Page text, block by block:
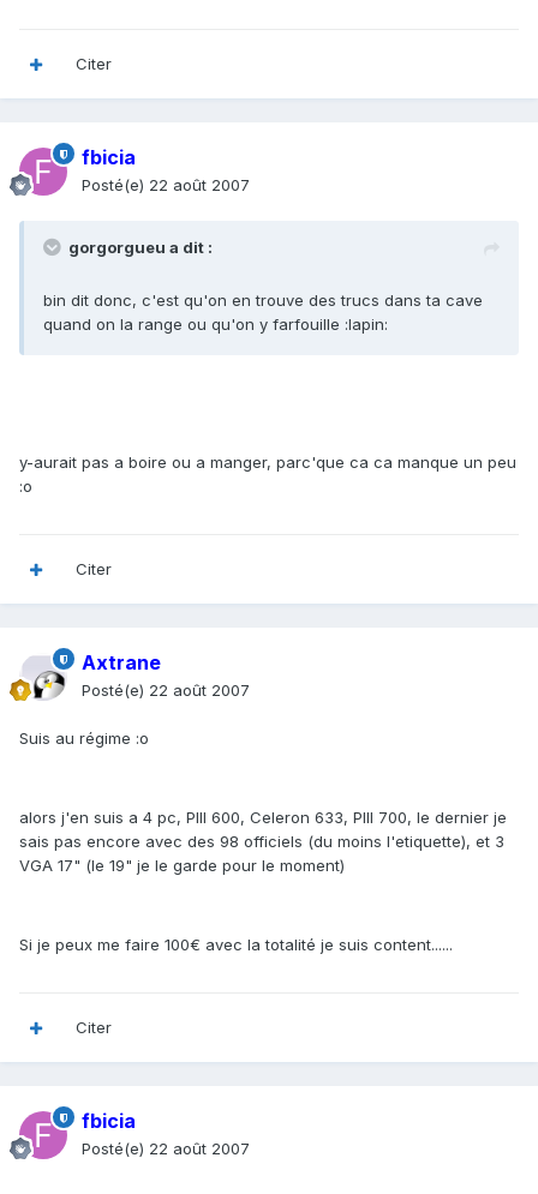
Citer
fbicia
Posté(e) 22 août 2007
gorgorgueu a dit :
bin dit donc, c'est qu'on en trouve des trucs dans ta cave
quand on la range ou qu'on y farfouille :lapin:
y-aurait pas a boire ou a manger, parc'que ca ca manque un peu
:o
Citer
Axtrane
Posté(e) 22 août 2007
Suis au régime :o
alors j'en suis a 4 pc, PIII 600, Celeron 633, PIII 700, le dernier je
sais pas encore avec des 98 officiels (du moins l'etiquette), et 3
VGA 17" (le 19" je le garde pour le moment)
Si je peux me faire 100€ avec la totalité je suis content......
Citer
fbicia
Posté(e) 22 août 2007